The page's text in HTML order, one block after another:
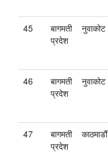
45
बागमती
प्रदेश
नुवाकोट
46
बागमती
प्रदेश
नुवाकोट
47
बागमती
प्रदेश
काठमाडौं